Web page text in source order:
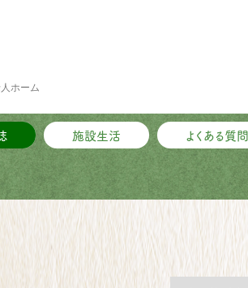
ホーム
施設生活 よくある質問